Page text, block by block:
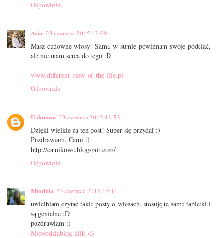
Odpowiedz
Asia 23 czerwca 2015 13:09
Masz cudowne włosy! Sama w sumie powinnam swoje podciąć,
ale nie mam serca do tego :D
www.different-view-of-the-life.pl
Odpowiedz
Unknown 23 czerwca 2015 13:53
Dzięki wielkie za ten post! Super się przydał :)
Pozdrawiam, Cami :)
http://camikowe.blogspot.com/
Odpowiedz
Miodzia 23 czerwca 2015 15:11
uwielbiam czytać takie posty o włosach, stosuję te same tabletki i
są genialne :D
pozdrawiam :)
Miooodziablog-klik <3